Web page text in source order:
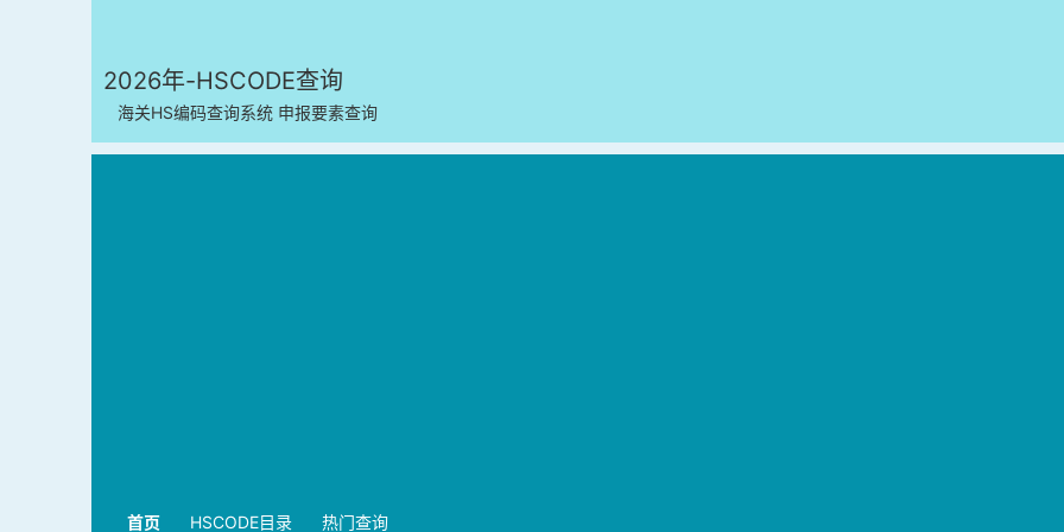
2026年-HSCODE查询
海关HS编码查询系统 申报要素查询
首页 HSCODE目录 热门查询